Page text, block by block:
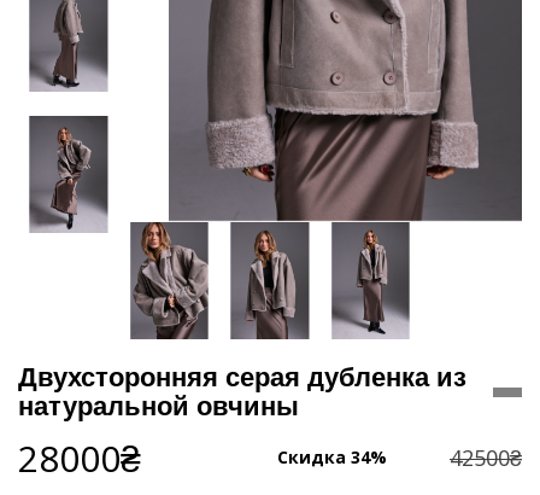
Двухсторонняя серая дубленка из
натуральной овчины
28000₴ Скидка 34% 42500₴